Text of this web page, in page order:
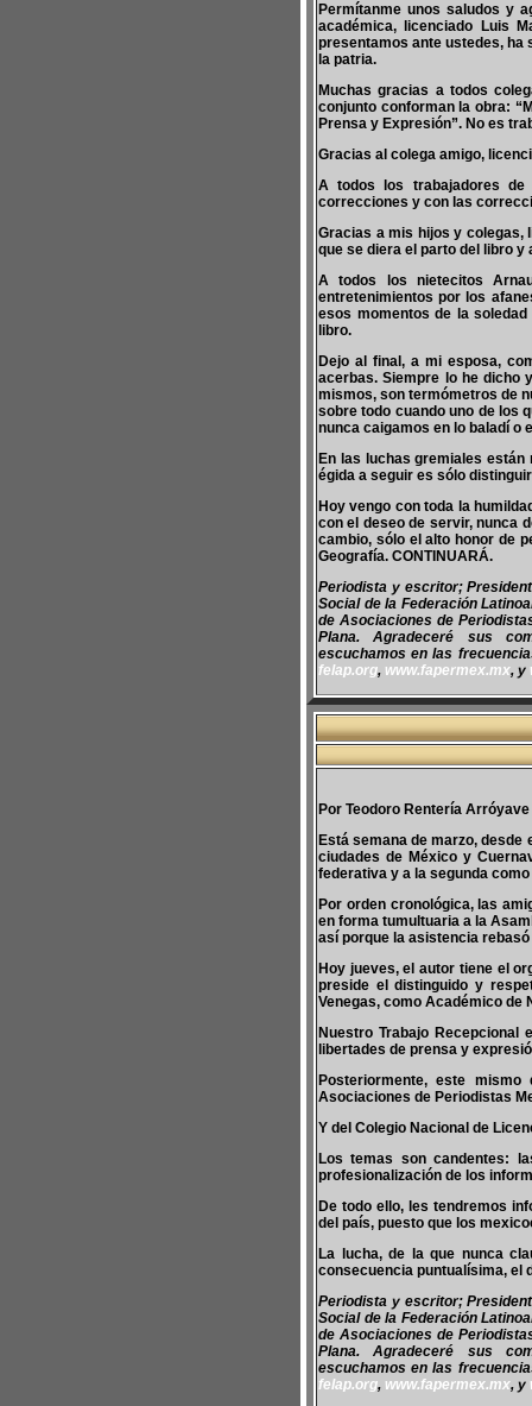
Permítanme unos saludos y
académica, licenciado Luis
presentamos ante ustedes, ha
la patria.
Muchas gracias a todos
conjunto conforman la obra:
Prensa y Expresión”. No es
Gracias al colega amigo,
A todos los trabajadores
correcciones y con las
Gracias a mis hijos y colegas,
que se diera el parto del libro
A todos los nietecitos
entretenimientos por los
esos momentos de la
libro.
Dejo al final, a mi esposa,
acerbas. Siempre lo he dicho
mismos, son termómetros de
sobre todo cuando uno de los
nunca caigamos en lo baladí o
En las luchas gremiales
égida a seguir es sólo
Hoy vengo con toda la
con el deseo de servir, nunca
cambio, sólo el alto honor de
Geografía. CONTINUARÁ.
Periodista y escritor;
Social de la Federación
de Asociaciones de
Plana. Agradeceré sus
escuchamos en las
felap.org, www.fapermex.mx, y
Por Teodoro Rentería Arróyave
Está semana de marzo,
ciudades de México y
federativa y a la segunda
Por orden cronológica, las
en forma tumultuaria a la
así porque la asistencia
Hoy jueves, el autor tiene el
preside el distinguido y
Venegas, como Académico de
Nuestro Trabajo
libertades de prensa y
Posteriormente, este
Asociaciones de Periodistas
Y del Colegio Nacional de
Los temas son candentes:
profesionalización de los
De todo ello, les tendremos
del país, puesto que los
La lucha, de la que nunca
consecuencia puntualísima, el
Periodista y escritor;
Social de la Federación
de Asociaciones de
Plana. Agradeceré sus
escuchamos en las
felap.org, www.fapermex.mx, y